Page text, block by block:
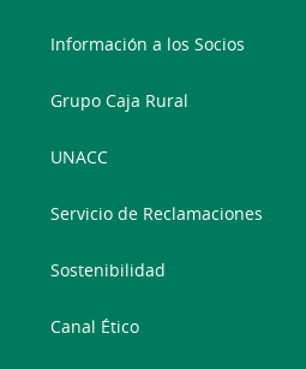
Información a los Socios
Grupo Caja Rural
UNACC
Servicio de Reclamaciones
Sostenibilidad
Canal Ético